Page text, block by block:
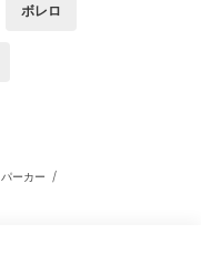
ボレロ
パーカー /